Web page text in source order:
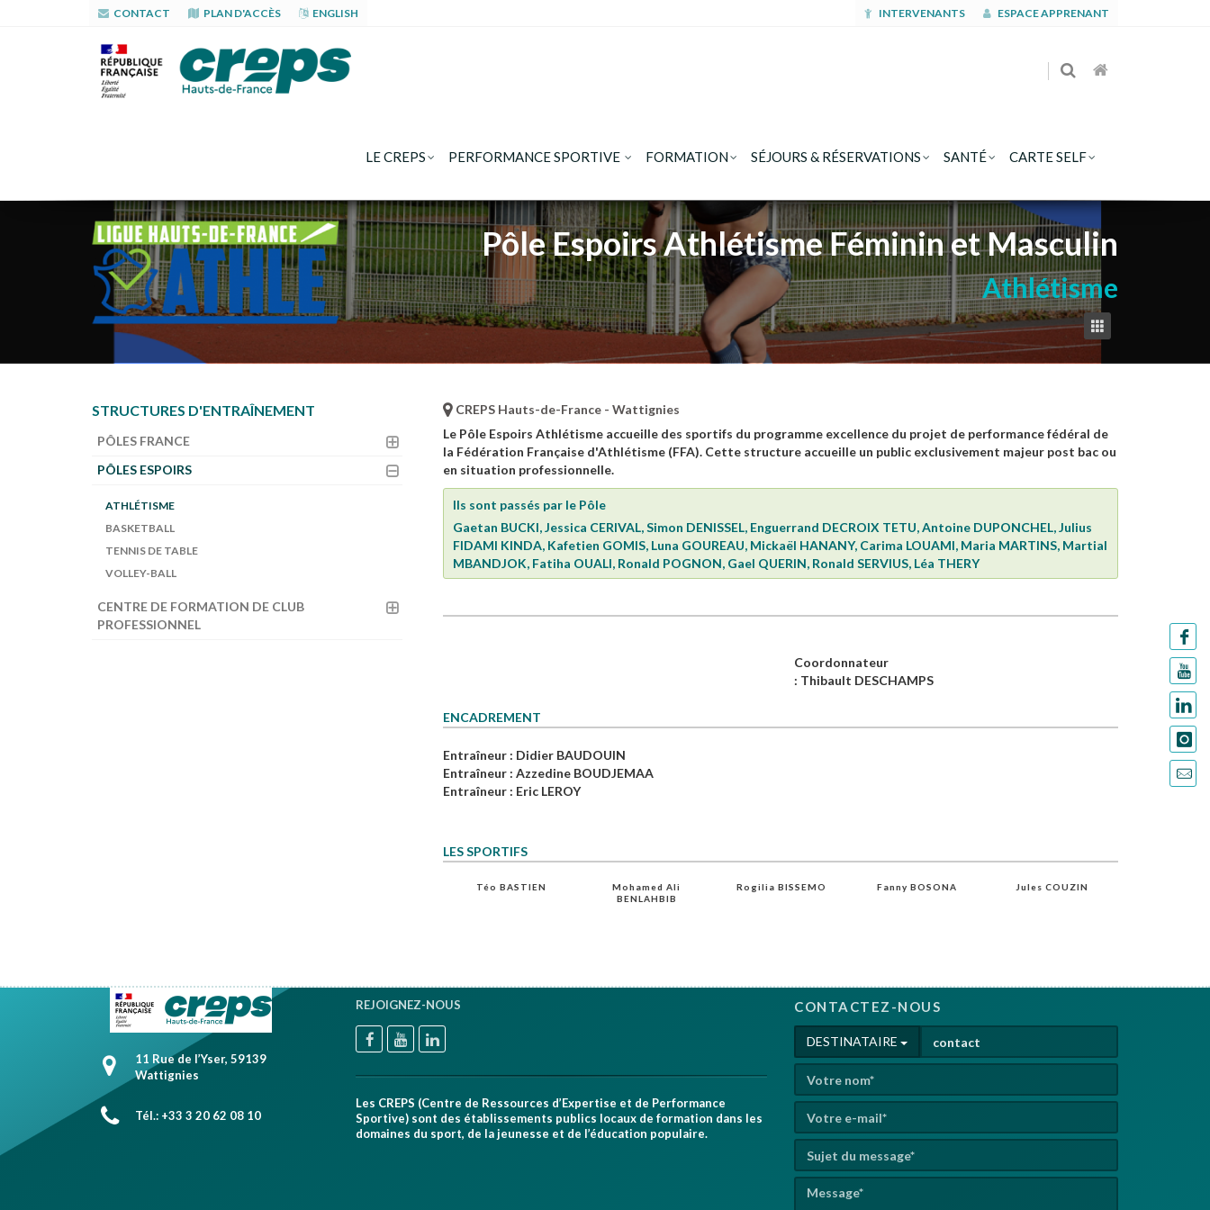
INTERVENANTS ESPACE APPRENANT
CONTACT PLAN D'ACCÈS ENGLISH
LE CREPS PERFORMANCE SPORTIVE FORMATION SÉJOURS & RÉSERVATIONS SANTÉ CARTE SELF
Pôle Espoirs Athlétisme Féminin et Masculin
Athlétisme
STRUCTURES D'ENTRAÎNEMENT
PÔLES FRANCE
PÔLES ESPOIRS
ATHLÉTISME
BASKETBALL
TENNIS DE TABLE
VOLLEY-BALL
CENTRE DE FORMATION DE CLUB
PROFESSIONNEL
CREPS Hauts-de-France - Wattignies
Le Pôle Espoirs Athlétisme accueille des sportifs du programme excellence du projet de performance fédéral de
la Fédération Française d'Athlétisme (FFA). Cette structure accueille un public exclusivement majeur post bac ou
en situation professionnelle.
Ils sont passés par le Pôle
Gaetan BUCKI, Jessica CERIVAL, Simon DENISSEL, Enguerrand DECROIX TETU, Antoine DUPONCHEL, Julius
FIDAMI KINDA, Kafetien GOMIS, Luna GOUREAU, Mickaël HANANY, Carima LOUAMI, Maria MARTINS, Martial
MBANDJOK, Fatiha OUALI, Ronald POGNON, Gael QUERIN, Ronald SERVIUS, Léa THERY
Coordonnateur
: Thibault DESCHAMPS
ENCADREMENT
Entraîneur : Didier BAUDOUIN
Entraîneur : Azzedine BOUDJEMAA
Entraîneur : Eric LEROY
LES SPORTIFS
Téo BASTIEN
Mohamed Ali
BENLAHBIB
Rogilia BISSEMO Fanny BOSONA Jules COUZIN
11 Rue de l’Yser, 59139
Wattignies
Tél.: +33 3 20 62 08 10
REJOIGNEZ-NOUS
Les CREPS (Centre de Ressources d’Expertise et de Performance
Sportive) sont des établissements publics locaux de formation dans les
domaines du sport, de la jeunesse et de l’éducation populaire.
CONTACTEZ-NOUS
DESTINATAIRE